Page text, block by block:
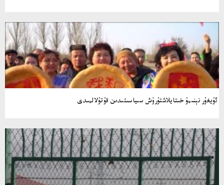
ئۇيغۇر نېنىمۇ خىتايلاشتۇرۇش سىياسىتىدىن قۇتۇلالمىدى